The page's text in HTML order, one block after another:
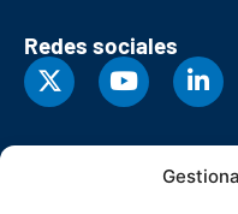
Redes sociales